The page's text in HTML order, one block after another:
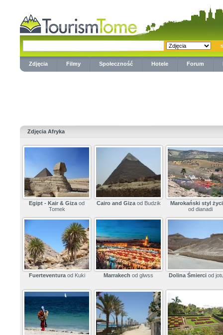
Zdjęcia Filmy Społeczność Hotele Forum
Zdjęcia Afryka
Egipt - Kair & Giza od
Tomek
Cairo and Gizaod Budzik
Marokański styl
od dianadi
Fuerteventuraod Kuki Marrakech od glwss Dolina Śmierci od